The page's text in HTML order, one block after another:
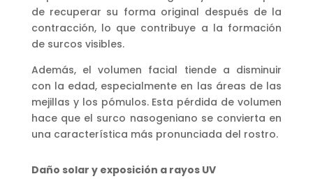
de recuperar su forma original después de la
contracción, lo que contribuye a la formación
de surcos visibles.
Además, el volumen facial tiende a disminuir
con la edad, especialmente en las áreas de las
mejillas y los pómulos. Esta pérdida de volumen
hace que el surco nasogeniano se convierta en
una característica más pronunciada del rostro.
Daño solar y exposición a rayos UV